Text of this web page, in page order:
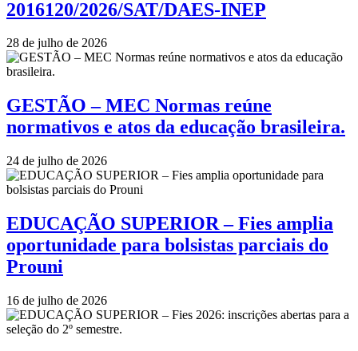
2016120/2026/SAT/DAES-INEP
28 de julho de 2026
GESTÃO – MEC Normas reúne
normativos e atos da educação brasileira.
24 de julho de 2026
EDUCAÇÃO SUPERIOR – Fies amplia
oportunidade para bolsistas parciais do
Prouni
16 de julho de 2026